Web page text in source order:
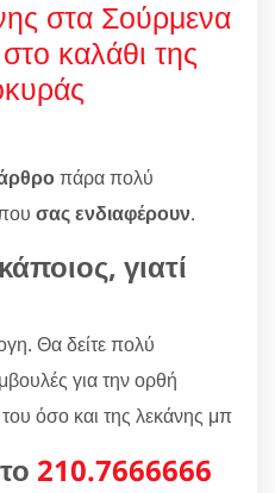
στα Σούρμενα
καλάθι της
πάρα πολύ
σας ενδιαφέρουν.
γιατί
Θα δείτε πολύ
για την ορθή
όσο και της λεκάνης μπ
210.7666666